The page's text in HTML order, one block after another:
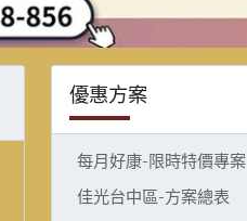
優惠方案
每月好康-限時特價專案
佳光台中區-方案總表